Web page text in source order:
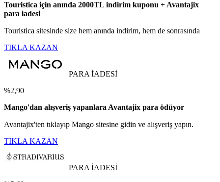
Touristica için anında 2000TL indirim kuponu + Avantajix
para iadesi
Touristica sitesinde size hem anında indirim, hem de sonrasında
TIKLA KAZAN
PARA İADESİ
%2,90
Mango'dan alışveriş yapanlara Avantajix para ödüyor
Avantajix'ten tıklayıp Mango sitesine gidin ve alışveriş yapın.
TIKLA KAZAN
PARA İADESİ